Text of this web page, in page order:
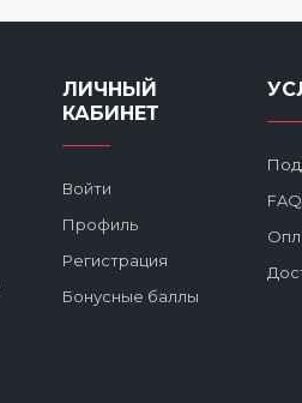
качественный. Легко
ЛИЧНЫЙ
КАБИНЕТ
Войти
Профиль
Регистрация
Бонусные баллы
FAQ